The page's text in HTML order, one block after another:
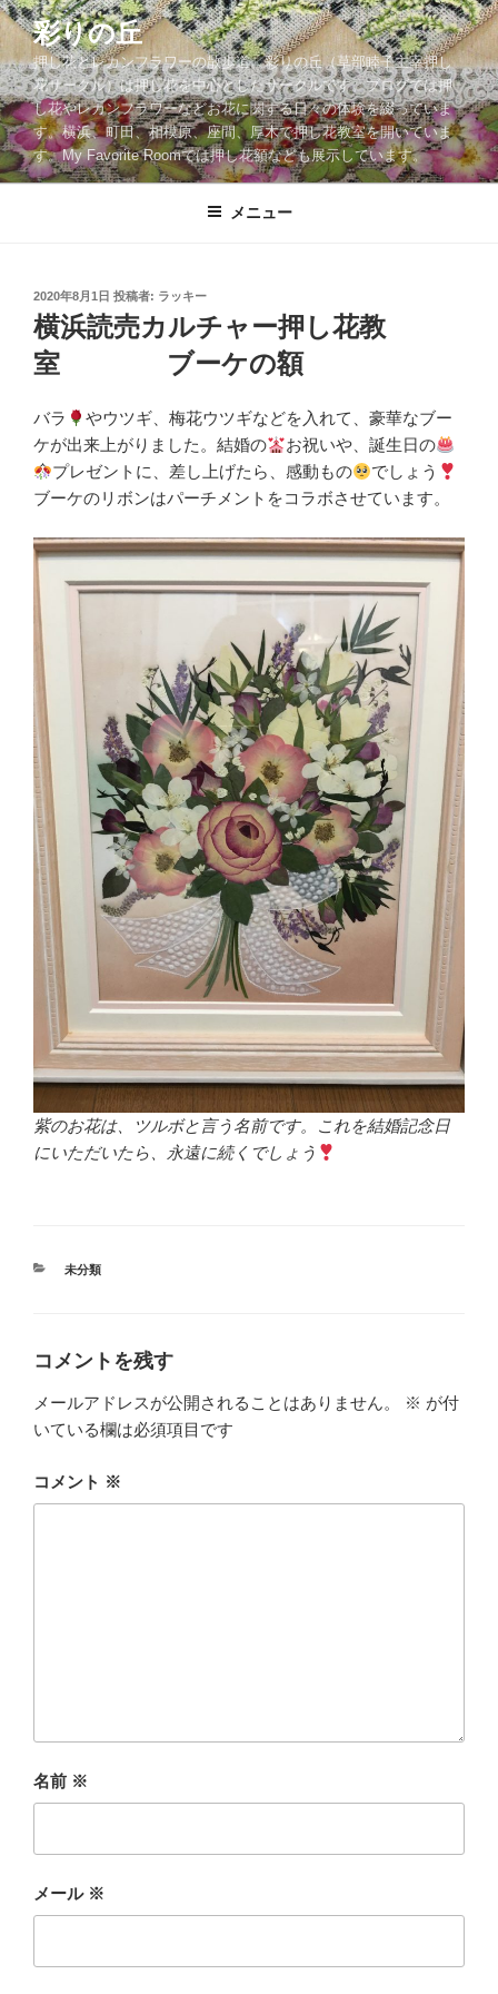
コ
ン
テ
ン
ツ
へ
ス
彩りの丘
押し花とレカンフラワーの散歩道。彩りの丘（草部睦子主宰押し
花サークル）は押し花を中心としたサークルです。ブログでは押
し花やレカンフラワーなどお花に関する日々の体験を綴っていま
す。横浜、町田、相模原、座間、厚木で押し花教室を開いていま
す。My Favorite Roomでは押し花額なども展示しています。
メニュー
投
稿
日:
2020年8月1日 投稿者: ラッキー
横浜読売カルチャー押し花教
室 ブーケの額
バラ
やウツギ、梅花ウツギなどを入れて、豪華なブー
ケが出来上がりました。結婚の
お祝いや、誕生日の
プレゼントに、差し上げたら、感動もの
でしょう
ブーケのリボンはパーチメントをコラボさせています。
紫のお花は、ツルボと言う名前です。これを結婚記念日
にいただいたら、永遠に続くでしょう
カ
未分類
コメントを残す
メールアドレスが公開されることはありません。 ※ が付
いている欄は必須項目です
コメント ※
名前 ※
メール ※